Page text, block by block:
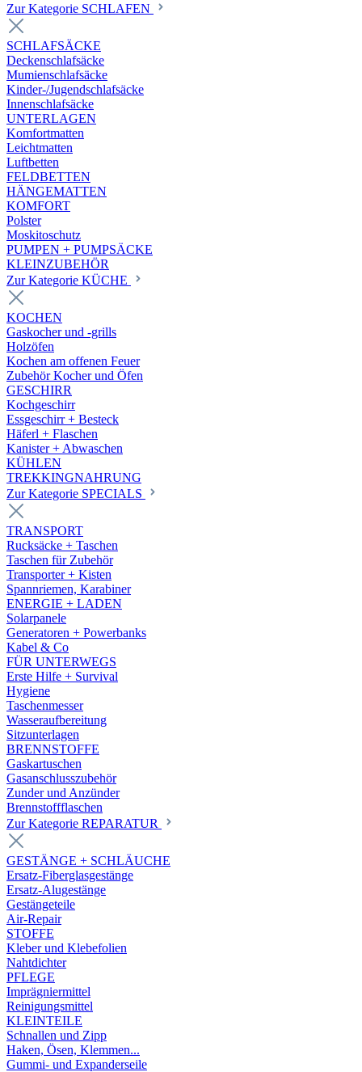
Zur Kategorie SCHLAFEN
SCHLAFSÄCKE
Deckenschlafsäcke
Mumienschlafsäcke
Kinder-/Jugendschlafsäcke
Innenschlafsäcke
UNTERLAGEN
Komfortmatten
Leichtmatten
Luftbetten
FELDBETTEN
HÄNGEMATTEN
KOMFORT
Polster
Moskitoschutz
PUMPEN + PUMPSÄCKE
KLEINZUBEHÖR
Zur Kategorie KÜCHE
KOCHEN
Gaskocher und -grills
Holzöfen
Kochen am offenen Feuer
Zubehör Kocher und Öfen
GESCHIRR
Kochgeschirr
Essgeschirr + Besteck
Häferl + Flaschen
Kanister + Abwaschen
KÜHLEN
TREKKINGNAHRUNG
Zur Kategorie SPECIALS
TRANSPORT
Rucksäcke + Taschen
Taschen für Zubehör
Transporter + Kisten
Spannriemen, Karabiner
ENERGIE + LADEN
Solarpanele
Generatoren + Powerbanks
Kabel & Co
FÜR UNTERWEGS
Erste Hilfe + Survival
Hygiene
Taschenmesser
Wasseraufbereitung
Sitzunterlagen
BRENNSTOFFE
Gaskartuschen
Gasanschlusszubehör
Zunder und Anzünder
Brennstoffflaschen
Zur Kategorie REPARATUR
GESTÄNGE + SCHLÄUCHE
Ersatz-Fiberglasgestänge
Ersatz-Alugestänge
Gestängeteile
Air-Repair
STOFFE
Kleber und Klebefolien
Nahtdichter
PFLEGE
Imprägniermittel
Reinigungsmittel
KLEINTEILE
Schnallen und Zipp
Haken, Ösen, Klemmen...
Gummi- und Expanderseile